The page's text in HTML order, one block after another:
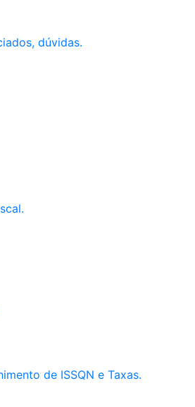
dúvidas.
de ISSQN e Taxas.